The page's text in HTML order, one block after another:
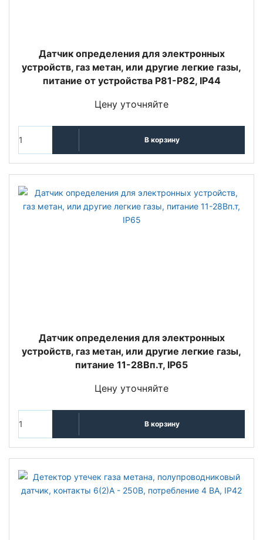
Датчик определения для электронных
устройств, газ метан, или другие легкие газы,
питание от устройства P81-P82, IP44
Цену уточняйте
В корзину
Датчик определения для электронных
устройств, газ метан, или другие легкие газы,
питание 11-28Вп.т, IP65
Цену уточняйте
В корзину